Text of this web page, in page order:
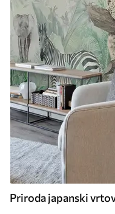
Priroda japanski